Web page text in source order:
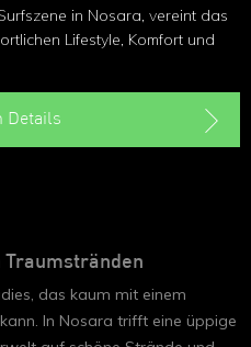
in Nosara, vereint das
Lifestyle, Komfort und
Details
Traumstränden
das kaum mit einem
In Nosara trifft eine üppige